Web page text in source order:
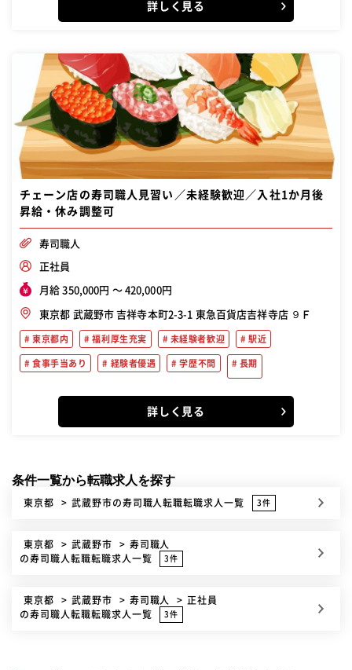
詳しく見る
チェーン店の寿司職人見習い／未経験歓迎／入社1か月後
昇給・休み調整可
寿司職人
正社員
月給 350,000円 〜 420,000円
東京都 武蔵野市 吉祥寺本町2-3-1 東急百貨店吉祥寺店 ９Ｆ
東京都内 福利厚生充実 未経験者歓迎 駅近
食事手当あり 経験者優遇 学歴不問 長期
詳しく見る
条件一覧から転職求人を探す
東京都 武蔵野市の寿司職人転職転職求人一覧 3件
東京都 武蔵野市
寿司職人
の寿司職人転職転職求人一覧
3件
東京都 武蔵野市 寿司職人
正社員
の寿司職人転職転職求人一覧
3件